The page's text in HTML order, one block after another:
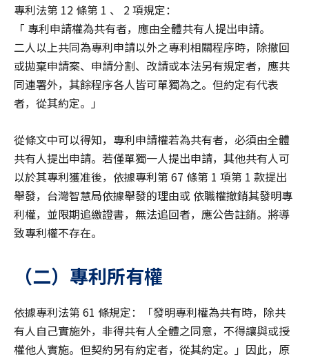
專利法第 12 條第 1 、 2 項規定：
「 專利申請權為共有者，應由全體共有人提出申請。
二人以上共同為專利申請以外之專利相關程序時，除撤回
或拋棄申請案、申請分割、改請或本法另有規定者，應共
同連署外，其餘程序各人皆可單獨為之。但約定有代表
者，從其約定。」
從條文中可以得知，專利申請權若為共有者，必須由全體
共有人提出申請。若僅單獨一人提出申請，其他共有人可
以於其專利獲准後，依據專利第 67 條第 1 項第 1 款提出
舉發，台灣智慧局依據舉發的理由或 依職權撤銷其發明專
利權，並限期追繳證書，無法追回者，應公告註銷。將導
致專利權不存在。
（二）專利所有權
依據專利法第 61 條規定：「發明專利權為共有時，除共
有人自己實施外，非得共有人全體之同意，不得讓與或授
權他人實施。但契約另有約定者，從其約定。」因此，原